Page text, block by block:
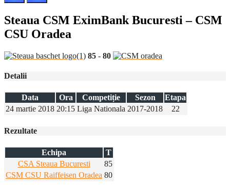
Steaua CSM EximBank Bucuresti – CSM
CSU Oradea
85 - 80
Detalii
Data Ora Competiție Sezon
Etapa
24 martie 2018 20:15 Liga Nationala 2017-2018 22
Rezultate
Echipa
T
CSA Steaua Bucuresti
85
CSM CSU Raiffeisen Oradea 80